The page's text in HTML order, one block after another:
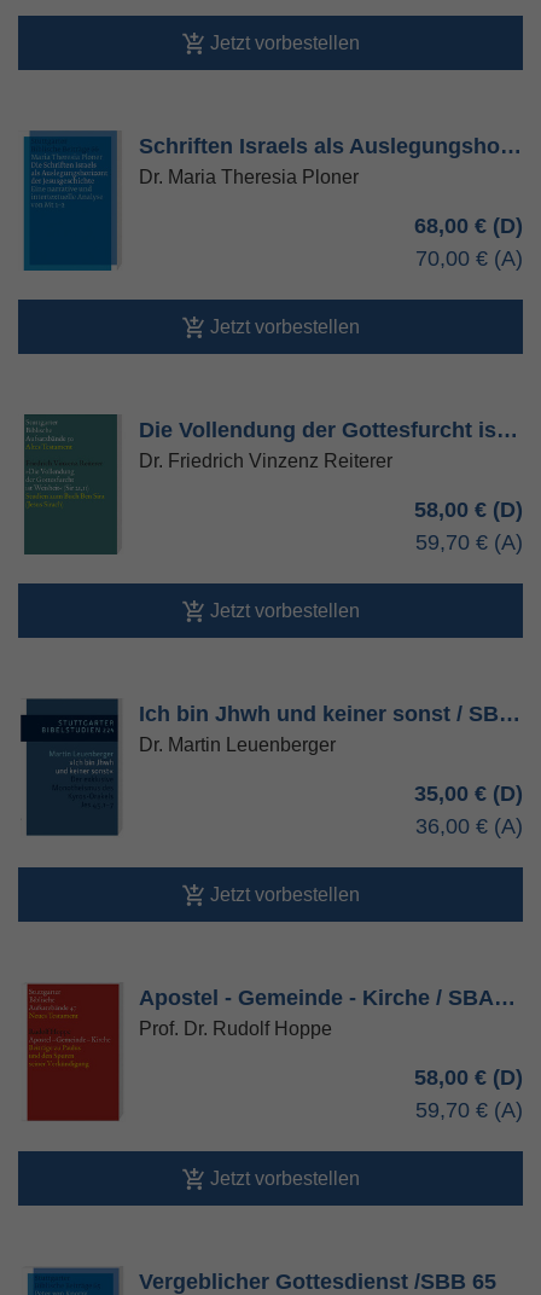
Jetzt vorbestellen
Schriften Israels als Auslegungsho…
Dr. Maria Theresia Ploner
68,00 €
70,00 €
Jetzt vorbestellen
Die Vollendung der Gottesfurcht is…
Dr. Friedrich Vinzenz Reiterer
58,00 €
59,70 €
Jetzt vorbestellen
Ich bin Jhwh und keiner sonst / SB…
Dr. Martin Leuenberger
35,00 €
36,00 €
Jetzt vorbestellen
Apostel - Gemeinde - Kirche / SBA…
Prof. Dr. Rudolf Hoppe
58,00 €
59,70 €
Jetzt vorbestellen
Vergeblicher Gottesdienst /SBB 65